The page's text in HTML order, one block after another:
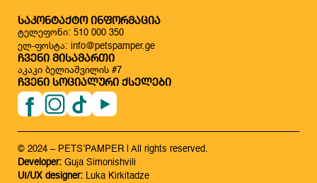
ᲡᲐᲙᲝᲜᲢᲐᲥᲢᲝ ᲘᲜᲤᲝᲠᲛᲐᲪᲘᲐ
ტელეფონი: 510 000 350
ელ-ფოსტა: info@petspamper.ge
ᲩᲕᲔᲜᲘ ᲛᲘᲡᲐᲛᲐᲠᲗᲘ
აკაკი ბელიაშვილის #7
ᲩᲕᲔᲜᲘ ᲡᲝᲪᲘᲐᲚᲣᲠᲘ ᲥᲡᲔᲚᲔᲑᲘ
© 2024 – PETS’PAMPER | All rights reserved.
Developer: Guja Simonishvili
UI/UX designer:
Luka Kirkitadze